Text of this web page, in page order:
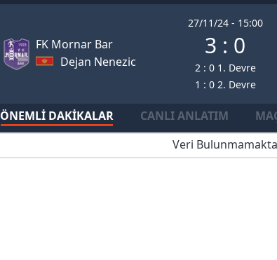
FK Mornar Bar
Dejan Nenezic
27/11/24 - 15:00
3 : 0
2 : 0 1. Devre
1 : 0 2. Devre
ÖNEMLI DAKIKALAR CANLI ANLATIM
Veri